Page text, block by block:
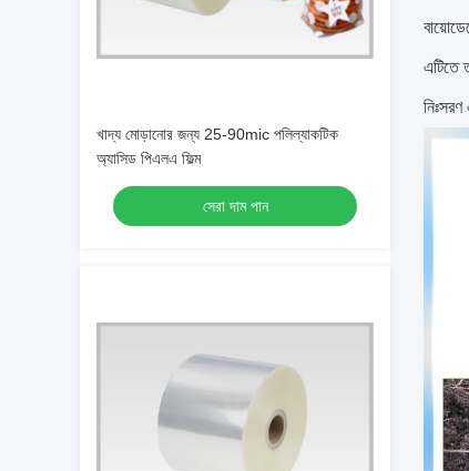
খাদ্য মোড়ানোর জন্য 25-90mic পলিল্যাকটিক
অ্যাসিড পিএলএ ফিল্ম
সেরা দাম পান
এটিতে
নিঃসরণ